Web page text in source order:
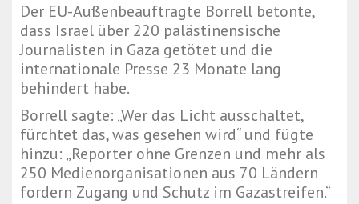
Der EU-Außenbeauftragte Borrell betonte,
dass Israel über 220 palästinensische
Journalisten in Gaza getötet und die
internationale Presse 23 Monate lang
behindert habe.
Borrell sagte: „Wer das Licht ausschaltet,
fürchtet das, was gesehen wird“ und fügte
hinzu: „Reporter ohne Grenzen und mehr als
250 Medienorganisationen aus 70 Ländern
fordern Zugang und Schutz im Gazastreifen.“